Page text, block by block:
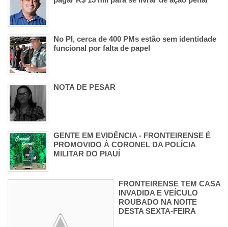
No PI, cerca de 400 PMs estão sem identidade
funcional por falta de papel
NOTA DE PESAR
GENTE EM EVIDÊNCIA - FRONTEIRENSE É
PROMOVIDO À CORONEL DA POLÍCIA
MILITAR DO PIAUÍ
FRONTEIRENSE TEM CASA
INVADIDA E VEÍCULO
ROUBADO NA NOITE
DESTA SEXTA-FEIRA